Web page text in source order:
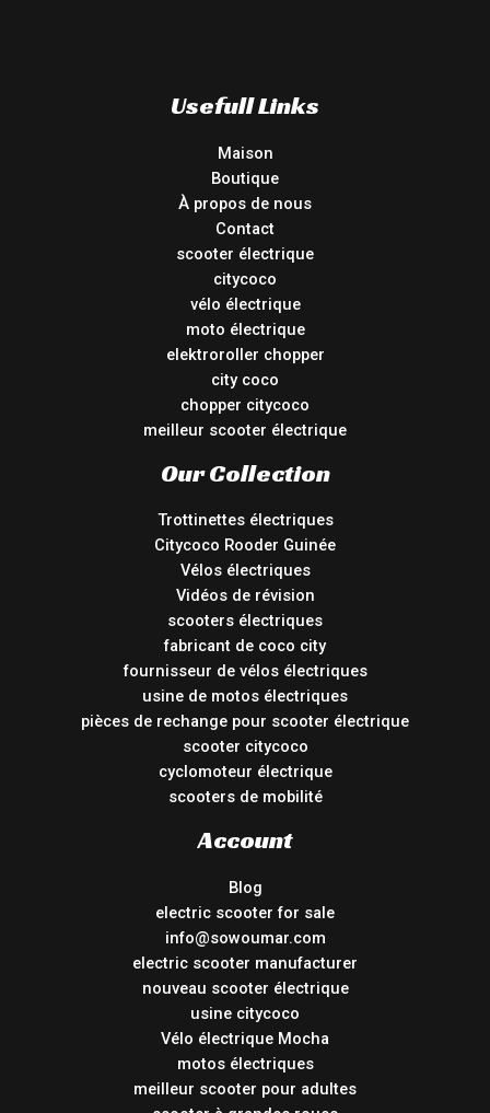
Usefull Links
Maison
Boutique
À propos de nous
Contact
scooter électrique
citycoco
vélo électrique
moto électrique
elektroroller chopper
city coco
chopper citycoco
meilleur scooter électrique
Our Collection
Trottinettes électriques
Citycoco Rooder Guinée
Vélos électriques
Vidéos de révision
scooters électriques
fabricant de coco city
fournisseur de vélos électriques
usine de motos électriques
pièces de rechange pour scooter électrique
scooter citycoco
cyclomoteur électrique
scooters de mobilité
Account
Blog
electric scooter for sale
info@sowoumar.com
electric scooter manufacturer
nouveau scooter électrique
usine citycoco
Vélo électrique Mocha
motos électriques
meilleur scooter pour adultes